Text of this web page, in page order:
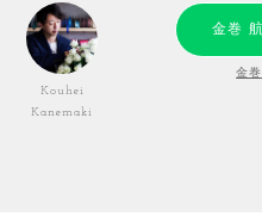
Kouhei
Kanemaki
金巻
金